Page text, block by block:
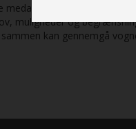
medarbejdere sidder klar
muligheder og
kan gennemgå